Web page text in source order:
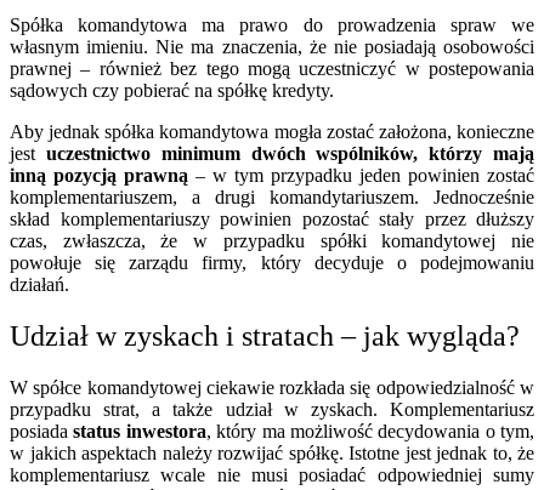
Spółka komandytowa ma prawo do prowadzenia spraw we
własnym imieniu. Nie ma znaczenia, że nie posiadają osobowości
prawnej – również bez tego mogą uczestniczyć w postepowania
sądowych czy pobierać na spółkę kredyty.
Aby jednak spółka komandytowa mogła zostać założona, konieczne
jest uczestnictwo minimum dwóch wspólników, którzy mają
inną pozycją prawną – w tym przypadku jeden powinien zostać
komplementariuszem, a drugi komandytariuszem. Jednocześnie
skład komplementariuszy powinien pozostać stały przez dłuższy
czas, zwłaszcza, że w przypadku spółki komandytowej nie
powołuje się zarządu firmy, który decyduje o podejmowaniu
działań.
Udział w zyskach i stratach – jak wygląda?
W spółce komandytowej ciekawie rozkłada się odpowiedzialność w
przypadku strat, a także udział w zyskach. Komplementariusz
posiadastatus inwestora, który ma możliwość decydowania o tym,
w jakich aspektach należy rozwijać spółkę. Istotne jest jednak to, że
komplementariusz wcale nie musi posiadać odpowiedniej sumy